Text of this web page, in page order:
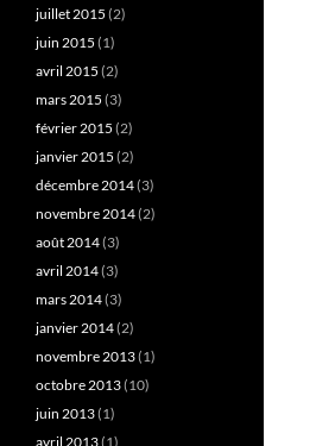
juillet 2015 (2)
juin 2015 (1)
avril 2015 (2)
mars 2015 (3)
février 2015 (2)
janvier 2015 (2)
décembre 2014(3)
novembre 2014(2)
août 2014(3)
avril 2014(3)
mars 2014(3)
janvier 2014(2)
novembre 2013(1)
octobre 2013(10)
juin 2013(1)
avril 2013(1)